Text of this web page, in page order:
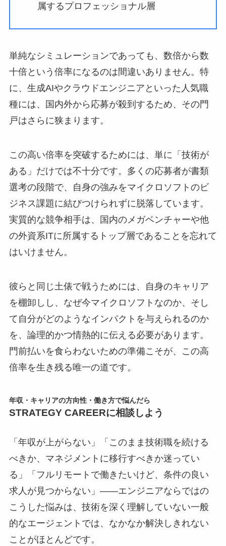
属するプロフェッショナル層
単純なシミュレーションであっても、数倍から数
十倍という倍率になるのは間違いありません。特
に、生成AIやクラウドエンジニアといった人気職
種には、国内外から応募が殺到するため、その門
戸はさらに狭まります。
この高い倍率を突破するためには、単に「技術が
ある」だけでは不十分です。多くの応募者が書類
選考の段階で、自身の強みをマイクロソフトのビ
ジネス課題に結びつけられずに脱落しています。
実質的な競争相手は、国内のメガベンチャーや他
の外資系ITに所属するトップ層であることを忘れて
はいけません。
彼らと同じ土俵で戦うためには、自身のキャリア
を棚卸しし、なぜ今マイクロソフトなのか、そし
て自分がどのようなインパクトを与えられるのか
を、論理的かつ情熱的に伝える必要があります。
門前払いを食らわないための準備こそが、この高
倍率を生き残る唯一の道です。
年収・キャリアの方向性・働き方で悩んだら
STRATEGY CAREERに相談しよう
「年収が上がらない」「このまま技術職を続ける
べきか、マネジメントに移行すべきか迷ってい
る」「フルリモートで働きたいけど、条件の良い
求人が見つからない」――エンジニアならではの
こうした悩みは、技術を深く理解していない一般
的なエージェントでは、なかなか解決しきれない
ことがほとんどです。